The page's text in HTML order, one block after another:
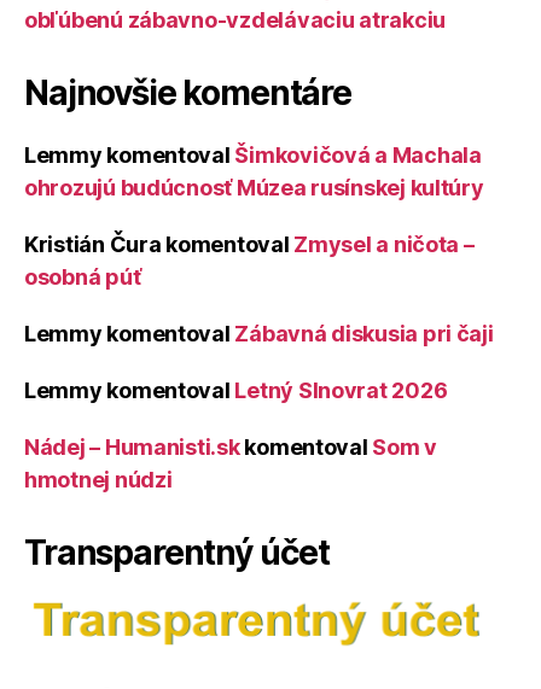
obľúbenú zábavno-vzdelávaciu atrakciu
Najnovšie komentáre
Lemmy komentoval Šimkovičová a Machala
ohrozujú budúcnosť Múzea rusínskej kultúry
Kristián Čura komentoval Zmysel a ničota –
osobná púť
Lemmy komentoval Zábavná diskusia pri čaji
Lemmy komentoval Letný Slnovrat 2026
Nádej – Humanisti.skkomentoval Som v
hmotnej núdzi
Transparentný účet